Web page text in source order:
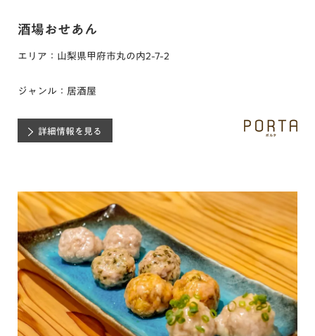
酒場おせあん
エリア：山梨県甲府市丸の内2-7-2
ジャンル：居酒屋
詳細情報を見る